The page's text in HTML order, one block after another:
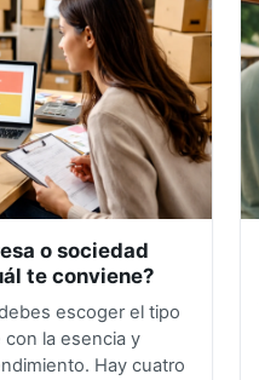
o sociedad
te conviene?
escoger el tipo
la esencia y
Hay cuatro